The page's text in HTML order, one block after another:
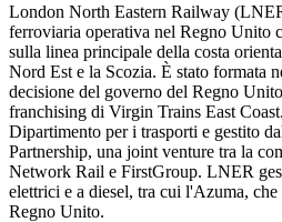
London North Eastern Railway
ferroviaria operativa nel Regno Unito
sulla linea principale della costa
Nord Est e la Scozia. È stato formata
decisione del governo del Regno
franchising di Virgin Trains East
Dipartimento per i trasporti e gestito
Partnership, una joint venture tra la
Network Rail e FirstGroup. LNER
elettrici e a diesel, tra cui l'Azuma,
Regno Unito.